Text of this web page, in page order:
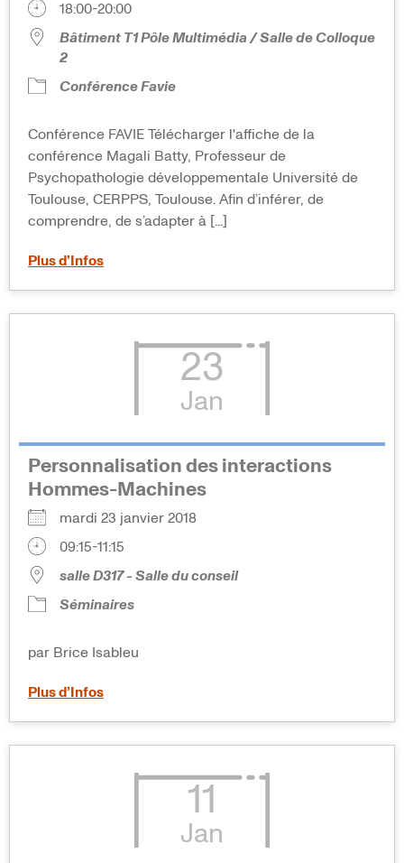
18:00-20:00
Bâtiment T1 Pôle Multimédia / Salle de Colloque
2
Conférence Favie
Conférence FAVIE Télécharger l'affiche de la
conférence Magali Batty, Professeur de
Psychopathologie développementale Université de
Toulouse, CERPPS, Toulouse. Afin d’inférer, de
comprendre, de s’adapter à [...]
Plus d’Infos
23
Jan
Personnalisation des interactions
Hommes-Machines
mardi 23 janvier 2018
09:15-11:15
salle D317 - Salle du conseil
Séminaires
par Brice Isableu
Plus d’Infos
11
Jan